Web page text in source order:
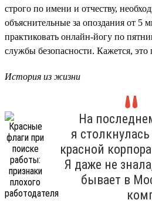
строго по имени и отчеству,
объяснительные за опоздания от 5
практиковать онлайн-йогу по
службы безопасности. Кажется, это
История из жизни
На
я
красной
Я даже не
бывает в